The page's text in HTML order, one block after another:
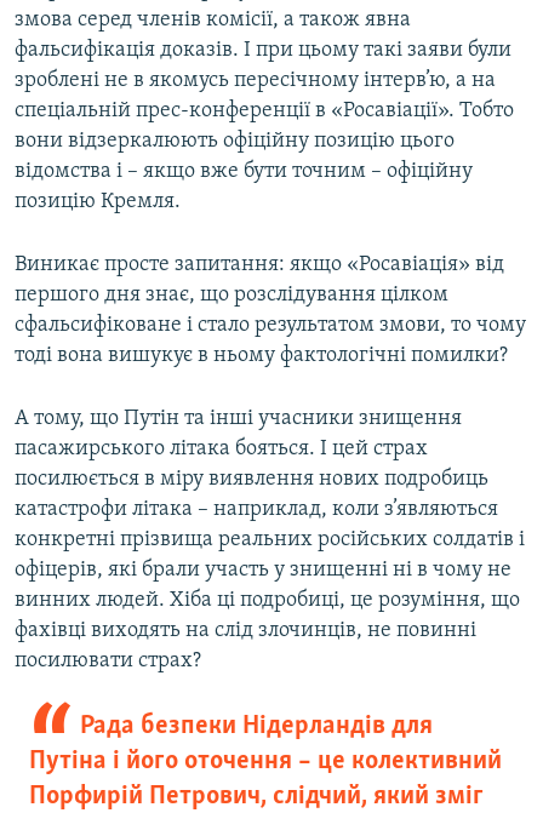
змова серед членів комісії, а також явна
фальсифікація доказів. І при цьому такі заяви були
зроблені не в якомусь пересічному інтерв’ю, а на
спеціальній прес-конференції в «Росавіації». Тобто
вони відзеркалюють офіційну позицію цього
відомства і – якщо вже бути точним – офіційну
позицію Кремля.
Виникає просте запитання: якщо «Росавіація» від
першого дня знає, що розслідування цілком
сфальсифіковане і стало результатом змови, то чому
тоді вона вишукує в ньому фактологічні помилки?
А тому, що Путін та інші учасники знищення
пасажирського літака бояться. І цей страх
посилюється в міру виявлення нових подробиць
катастрофи літака – наприклад, коли з’являються
конкретні прізвища реальних російських солдатів і
офіцерів, які брали участь у знищенні ні в чому не
винних людей. Хіба ці подробиці, це розуміння, що
фахівці виходять на слід злочинців, не повинні
посилювати страх?
Рада безпеки Нідерландів для
Путіна і його оточення – це колективний
Порфирій Петрович, слідчий, який зміг